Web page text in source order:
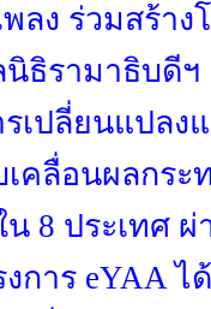
ลง ร่วมสร้า
ธิรามาธิบดีฯ
รเปลี่ยนแปล
คลื่อนผลกร
8 ประเทศ ผ่
การ eYAA